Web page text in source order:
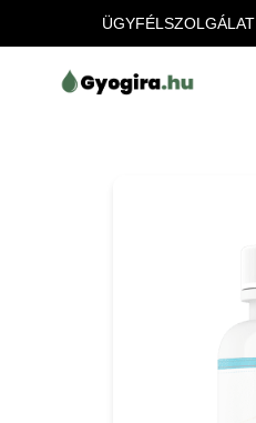
ÜGYFÉLSZOLGÁLAT